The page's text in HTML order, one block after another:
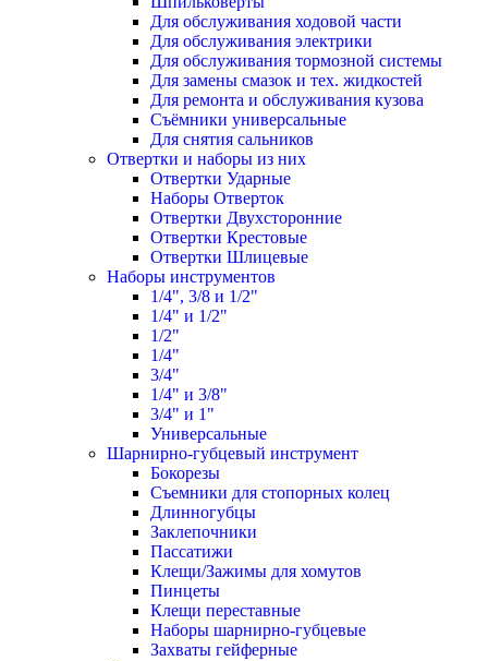
Для обслуживания ходовой части
Для обслуживания электрики
Для обслуживания тормозной системы
Для замены смазок и тех. жидкостей
Для ремонта и обслуживания кузова
Съёмники универсальные
Для снятия сальников
Отвертки и наборы из них
Отвертки Ударные
Наборы Отверток
Отвертки Двухсторонние
Отвертки Крестовые
Отвертки Шлицевые
Наборы инструментов
1/4", 3/8 и 1/2"
1/4" и 1/2"
1/2"
1/4"
3/4"
1/4" и 3/8"
3/4" и 1"
Универсальные
Шарнирно-губцевый инструмент
Бокорезы
Съемники для стопорных колец
Длинногубцы
Заклепочники
Пассатижи
Клещи/Зажимы для хомутов
Пинцеты
Клещи переставные
Наборы шарнирно-губцевые
Захваты гейферные